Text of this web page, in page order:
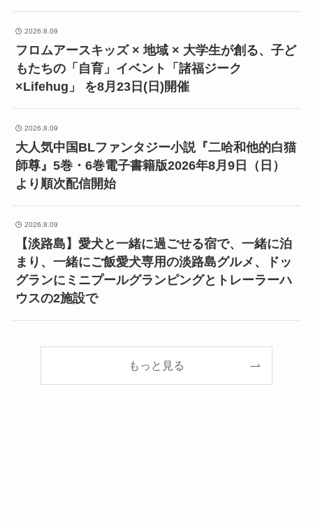
2026.8.09
フロムアースキッズ × 地域 × 大学生が創る、子ど
もたちの「自育」イベント「諸福ジーク
×Lifehug」 を8月23日(日)開催
2026.8.09
大人気中国BLファンタジー小説『二哈和他的白猫
師尊』5巻・6巻電子書籍版2026年8月9日（日）
より順次配信開始
2026.8.09
【淡路島】愛犬と一緒に過ごせる宿で、一緒に泊
まり、一緒にご飯愛犬専用の淡路島グルメ、ドッ
グランにミニプールグランピングとトレーラーハ
ウスの2施設で
もっと見る